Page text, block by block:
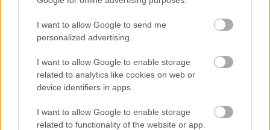
I want to allow Google to send me
personalized advertising.
I want to allow Google to enable storage
related to analytics like cookies on web or
device identifiers in apps.
I want to allow Google to enable storage
related to functionality of the website or app.
, 6 Αυγούστου 2026 ||